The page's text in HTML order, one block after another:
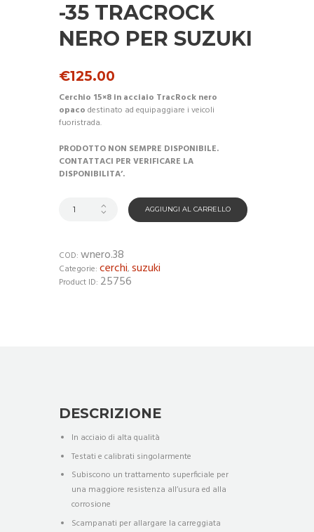
-35 TRACROCK
NERO PER SUZUKI
€125.00
Cerchio 15×8 in acciaio TracRock nero
opaco destinato ad equipaggiare i veicoli
fuoristrada.
PRODOTTO NON SEMPRE DISPONIBILE.
CONTATTACI PER VERIFICARE LA
DISPONIBILITA’.
AGGIUNGI AL CARRELLO
COD: wnero.38
Categorie: cerchi, suzuki
Product ID: 25756
DESCRIZIONE
In acciaio di alta qualità
Testati e calibrati singolarmente
Subiscono un trattamento superficiale per
una maggiore resistenza all’usura ed alla
corrosione
Scampanati per allargare la carreggiata